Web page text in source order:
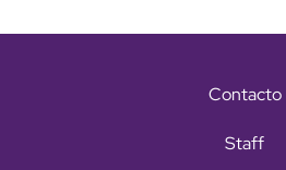
Contacto
Staff